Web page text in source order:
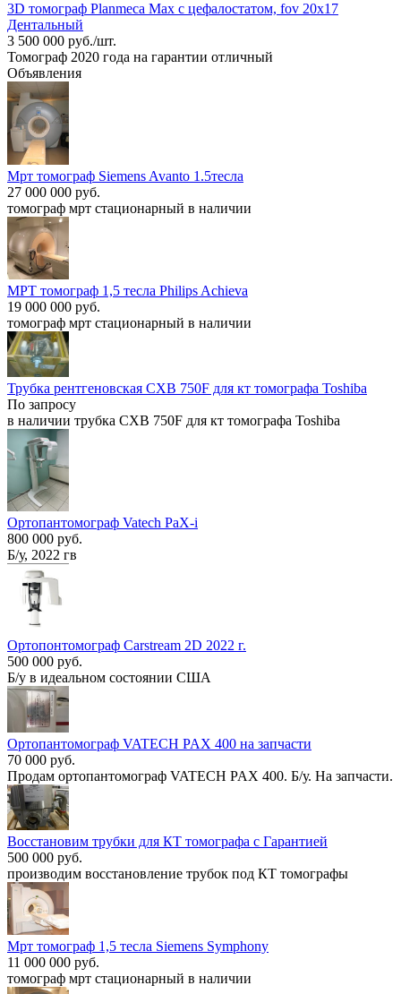
3D томограф Planmeca Мах с цефалостатом, fov 20x17
Дентальный
3 500 000 руб./шт.
Томограф 2020 года на гарантии отличный
Объявления
Мрт томограф Siemens Avanto 1.5тесла
27 000 000 руб.
томограф мрт стационарный в наличии
МРТ томограф 1,5 тесла Philips Achieva
19 000 000 руб.
томограф мрт стационарный в наличии
Трубка рентгеновская CXB 750F для кт томографа Toshiba
По запросу
в наличии трубка CXB 750F для кт томографа Toshiba
Ортопантомограф Vatech PaX-i
800 000 руб.
Б/у, 2022 гв
Ортопонтомограф Carstream 2D 2022 г.
500 000 руб.
Б/у в идеальном состоянии США
Ортопантомограф VATECH PAX 400 на запчасти
70 000 руб.
Продам ортопантомограф VATECH PAX 400. Б/у. На запчасти.
Восстановим трубки для КТ томографа с Гарантией
500 000 руб.
производим восстановление трубок под КТ томографы
Мрт томограф 1,5 тесла Siemens Symphony
11 000 000 руб.
томограф мрт стационарный в наличии